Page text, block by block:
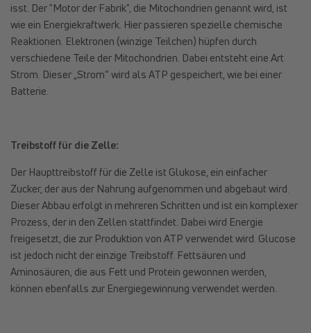
isst. Der "Motor der Fabrik", die Mitochondrien genannt wird, ist
wie ein Energiekraftwerk. Hier passieren spezielle chemische
Reaktionen. Elektronen (winzige Teilchen) hüpfen durch
verschiedene Teile der Mitochondrien. Dabei entsteht eine Art
Strom. Dieser „Strom“ wird als ATP gespeichert, wie bei einer
Batterie.
Treibstoff für die Zelle:
Der Haupttreibstoff für die Zelle ist Glukose, ein einfacher
Zucker, der aus der Nahrung aufgenommen und abgebaut wird.
Dieser Abbau erfolgt in mehreren Schritten und ist ein komplexer
Prozess, der in den Zellen stattfindet. Dabei wird Energie
freigesetzt, die zur Produktion von ATP verwendet wird. Glucose
ist jedoch nicht der einzige Treibstoff. Fettsäuren und
Aminosäuren, die aus Fett und Protein gewonnen werden,
können ebenfalls zur Energiegewinnung verwendet werden.